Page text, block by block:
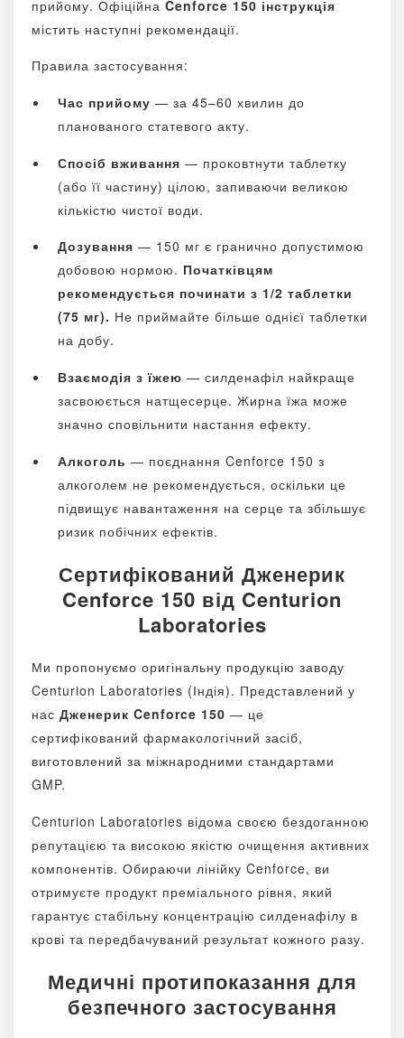
прийому. Офіційна Cenforce 150 інструкція
містить наступні рекомендації.
Правила застосування:
Час прийому — за 45–60 хвилин до
планованого статевого акту.
Спосіб вживання — проковтнути таблетку
(або її частину) цілою, запиваючи великою
кількістю чистої води.
Дозування — 150 мг є гранично допустимою
добовою нормою. Початківцям
рекомендується починати з 1/2 таблетки
(75 мг). Не приймайте більше однієї таблетки
на добу.
Взаємодія з їжею — силденафіл найкраще
засвоюється натщесерце. Жирна їжа може
значно сповільнити настання ефекту.
Алкоголь — поєднання Cenforce 150 з
алкоголем не рекомендується, оскільки це
підвищує навантаження на серце та збільшує
ризик побічних ефектів.
Сертифікований Дженерик
Cenforce 150 від Centurion
Laboratories
Ми пропонуємо оригінальну продукцію заводу
Centurion Laboratories (Індія). Представлений у
нас Дженерик Cenforce 150 — це
сертифікований фармакологічний засіб,
виготовлений за міжнародними стандартами
GMP.
Centurion Laboratories відома своєю бездоганною
репутацією та високою якістю очищення активних
компонентів. Обираючи лінійку Cenforce, ви
отримуєте продукт преміального рівня, який
гарантує стабільну концентрацію силденафілу в
крові та передбачуваний результат кожного разу.
Медичні протипоказання для
безпечного застосування